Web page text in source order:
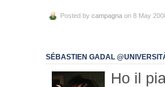
Posted by campagna on 8 May
SÉBASTIEN GADAL
Ho il